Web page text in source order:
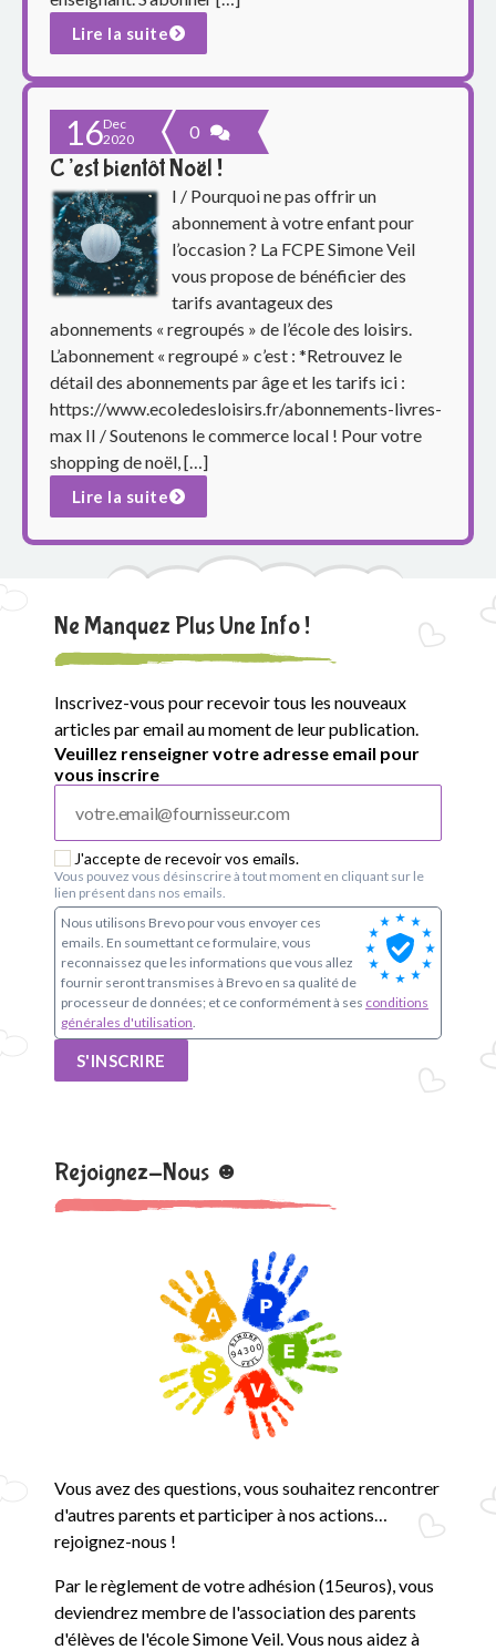
Lire la suite
16Dec
2020
0
C’est bientôt Noël !
I / Pourquoi ne pas offrir un
abonnement à votre enfant pour
l’occasion ? La FCPE Simone Veil
vous propose de bénéficier des
tarifs avantageux des
abonnements « regroupés » de l’école des loisirs.
L’abonnement « regroupé » c’est : *Retrouvez le
détail des abonnements par âge et les tarifs ici :
https://www.ecoledesloisirs.fr/abonnements-livres-
max II / Soutenons le commerce local ! Pour votre
shopping de noël, […]
Lire la suite
Ne Manquez Plus Une Info !
Inscrivez-vous pour recevoir tous les nouveaux
articles par email au moment de leur publication.
Veuillez renseigner votre adresse email pour
vous inscrire
J'accepte de recevoir vos emails.
Vous pouvez vous désinscrire à tout moment en cliquant sur le
lien présent dans nos emails.
Nous utilisons Brevo pour vous envoyer ces
emails. En soumettant ce formulaire, vous
reconnaissez que les informations que vous allez
fournir seront transmises à Brevo en sa qualité de
processeur de données; et ce conformément à ses conditions
générales d'utilisation
S'INSCRIRE
Rejoignez-Nous ☻
Vous avez des questions, vous souhaitez rencontrer
d'autres parents et participer à nos actions…
rejoignez-nous !
Par le règlement de votre adhésion (15euros), vous
deviendrez membre de l'association des parents
d'élèves de l'école Simone Veil. Vous nous aidez à